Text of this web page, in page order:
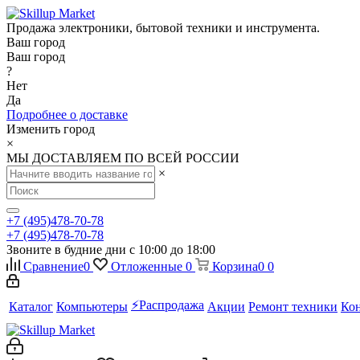
Продажа электроники, бытовой техники и инструмента.
Ваш город
Ваш город
?
Нет
Да
Подробнее о доставке
Изменить город
×
МЫ ДОСТАВЛЯЕМ ПО ВСЕЙ РОССИИ
×
+7 (495)478-70-78
+7 (495)478-70-78
Звоните в будние дни с 10:00 до 18:00
Сравнение0 Отложенные 0 Корзина0 0
Каталог Компьютеры ⚡️Распродажа Акции Ремонт техники